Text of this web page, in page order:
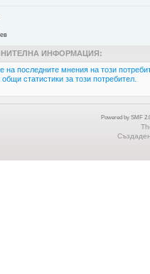
ИНФОРМАЦИЯ:
на последните мнения на този
статистики за този потребител.
Powered by SMF